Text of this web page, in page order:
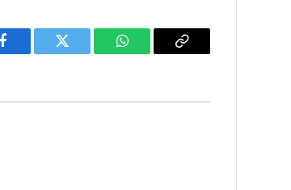
Facebook Twitter WhatsAppCopy